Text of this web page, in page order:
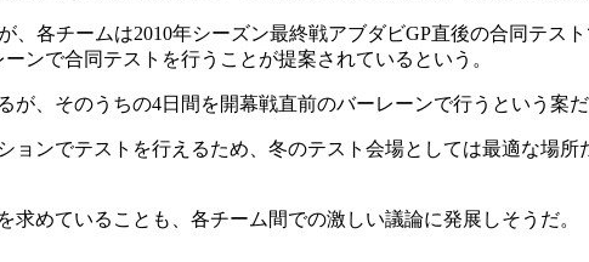
、各チームは2010年シーズン最終戦アブダビGP直後の合同テス
ンで合同テストを行うことが提案されているという。
が、そのうちの4日間を開幕戦直前のバーレーンで行うという案
ンでテストを行えるため、冬のテスト会場としては最適な場
めていることも、各チーム間での激しい議論に発展しそうだ。